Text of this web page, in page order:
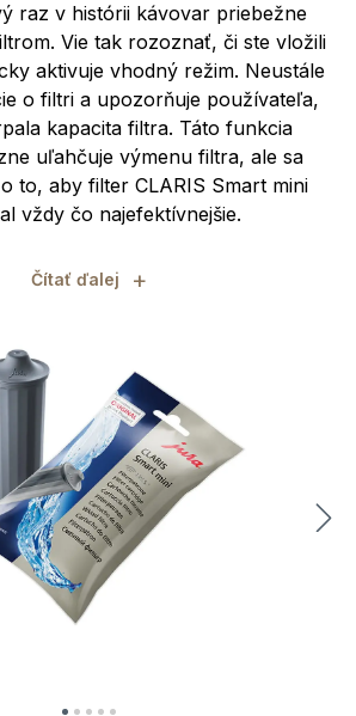
raz v histórii kávovar priebežne
Vie tak rozoznať, či ste vložili
aktivuje vhodný režim. Neustále
o filtri a upozorňuje používateľa,
kapacita filtra. Táto funkcia
uľahčuje výmenu filtra, ale sa
to, aby filter CLARIS Smart mini
vždy čo najefektívnejšie.
Čítať ďalej +